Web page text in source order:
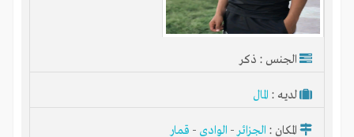
الجنس : ذكر
لديـه : المال
المكان : الجزائر- الوادي - قمار